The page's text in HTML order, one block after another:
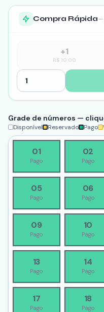
Compra Rápida—
+1
R$ 10.00
Grade de números —
Disponível Reservado Pago
01
Pago
02
Pago
05
Pago
06
Pago
09
Pago
10
Pago
13
Pago
14
Pago
17
Pago
18
Pago